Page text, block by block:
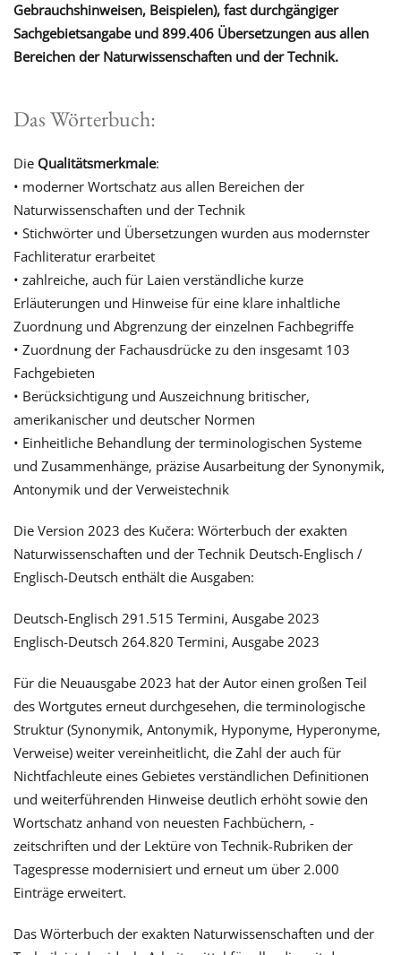
Gebrauchshinweisen, Beispielen), fast durchgängiger
Sachgebietsangabe und 899.406 Übersetzungen aus allen
Bereichen der Naturwissenschaften und der Technik.
Das Wörterbuch:
Die Qualitätsmerkmale:
• moderner Wortschatz aus allen Bereichen der
Naturwissenschaften und der Technik
• Stichwörter und Übersetzungen wurden aus modernster
Fachliteratur erarbeitet
• zahlreiche, auch für Laien verständliche kurze
Erläuterungen und Hinweise für eine klare inhaltliche
Zuordnung und Abgrenzung der einzelnen Fachbegriffe
• Zuordnung der Fachausdrücke zu den insgesamt 103
Fachgebieten
• Berücksichtigung und Auszeichnung britischer,
amerikanischer und deutscher Normen
• Einheitliche Behandlung der terminologischen Systeme
und Zusammenhänge, präzise Ausarbeitung der Synonymik,
Antonymik und der Verweistechnik
Die Version 2023 des Kučera: Wörterbuch der exakten
Naturwissenschaften und der Technik Deutsch-Englisch /
Englisch-Deutsch enthält die Ausgaben:
Deutsch-Englisch 291.515 Termini, Ausgabe 2023
Englisch-Deutsch 264.820 Termini, Ausgabe 2023
Für die Neuausgabe 2023 hat der Autor einen großen Teil
des Wortgutes erneut durchgesehen, die terminologische
Struktur (Synonymik, Antonymik, Hyponyme, Hyperonyme,
Verweise) weiter vereinheitlicht, die Zahl der auch für
Nichtfachleute eines Gebietes verständlichen Definitionen
und weiterführenden Hinweise deutlich erhöht sowie den
Wortschatz anhand von neuesten Fachbüchern, -
zeitschriften und der Lektüre von Technik-Rubriken der
Tagespresse modernisiert und erneut um über 2.000
Einträge erweitert.
Das Wörterbuch der exakten Naturwissenschaften und der